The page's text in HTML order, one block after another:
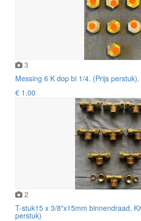
3
Messing 6 K dop bi 1/4. (Prijs perstuk).
€ 1,00
2
T-stuk15 x 3/8"x15mm binnendraad,
perstuk)